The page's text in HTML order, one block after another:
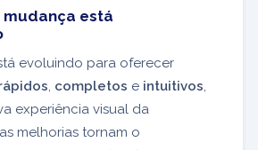
mudança está
evoluindo para oferecer
completos e intuitivos
experiência visual da
melhorias tornam o